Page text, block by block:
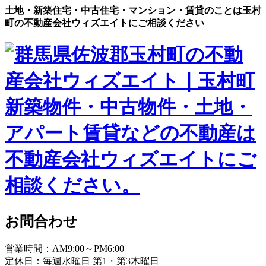
土地・新築住宅・中古住宅・マンション・賃貸のことは玉村
町の不動産会社ウィズエイトにご相談ください
お問合わせ
営業時間：AM9:00～PM6:00
定休日：毎週水曜日 第1・第3木曜日